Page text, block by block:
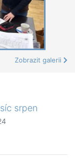
Zobrazit galerii
srpen